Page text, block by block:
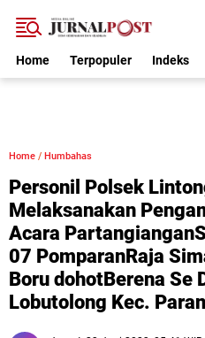
Home Terpopuler Indeks
Home / Humbahas
Personil Polsek
Melaksanakan
Acara
07 PomparanRaja
Boru dohotBerena Se
Lobutolong Kec.